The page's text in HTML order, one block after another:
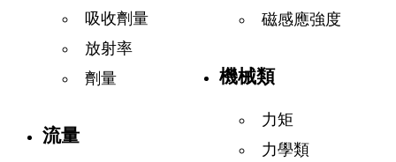
吸收劑量
放射率
劑量
流量
磁感應強度
機械類
力矩
力學類